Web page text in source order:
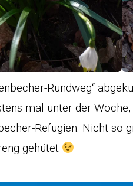
Rundweg“
mal unter der
Refugien. Nicht so
gehütet